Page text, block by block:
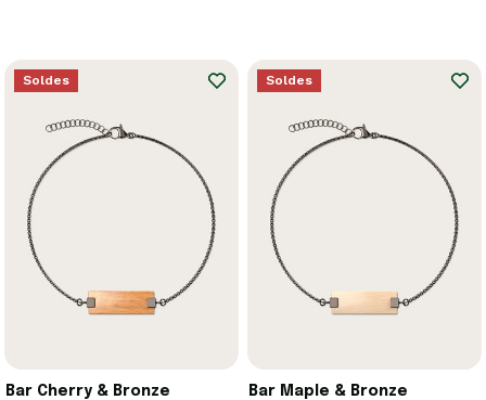
Soldes
Bar Cherry & Bronze
Soldes
Bar Maple & Bronze